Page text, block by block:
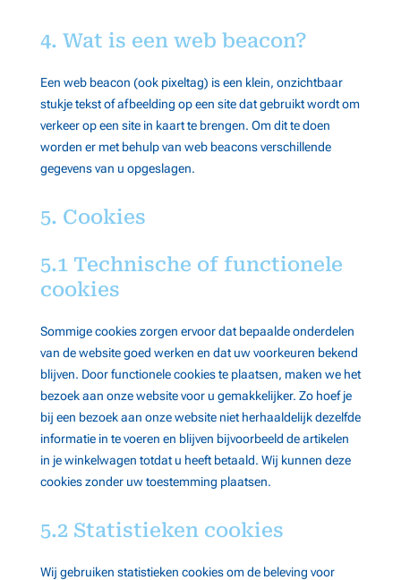
4. Wat is een web beacon?
Een web beacon (ook pixeltag) is een klein, onzichtbaar
stukje tekst of afbeelding op een site dat gebruikt wordt om
verkeer op een site in kaart te brengen. Om dit te doen
worden er met behulp van web beacons verschillende
gegevens van u opgeslagen.
5. Cookies
5.1 Technische of functionele
cookies
Sommige cookies zorgen ervoor dat bepaalde onderdelen
van de website goed werken en dat uw voorkeuren bekend
blijven. Door functionele cookies te plaatsen, maken we het
bezoek aan onze website voor u gemakkelijker. Zo hoef je
bij een bezoek aan onze website niet herhaaldelijk dezelfde
informatie in te voeren en blijven bijvoorbeeld de artikelen
in je winkelwagen totdat u heeft betaald. Wij kunnen deze
cookies zonder uw toestemming plaatsen.
5.2 Statistieken cookies
Wij gebruiken statistieken cookies om de beleving voor